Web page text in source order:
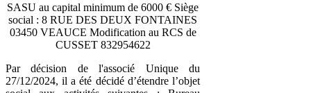
SASU au capital minimum de 6000 € Siège
social : 8 RUE DES DEUX FONTAINES
03450 VEAUCE Modification au RCS de
CUSSET 832954622
Par décision de l'associé Unique du
27/12/2024, il a été décidé d’étendre l’objet